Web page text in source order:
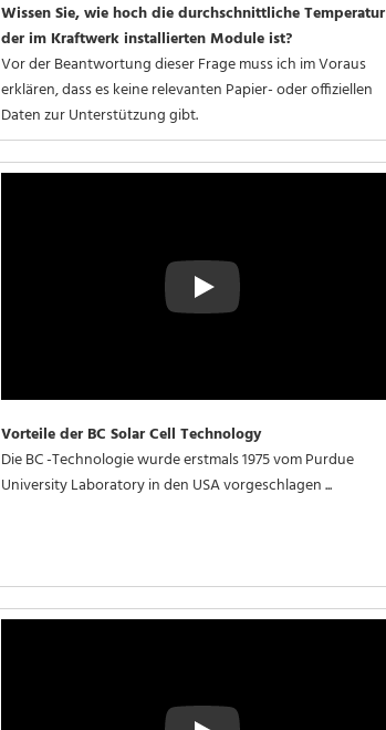
Wissen Sie, wie hoch die durchschnittliche Temperatur
der im Kraftwerk installierten Module ist?
Vor der Beantwortung dieser Frage muss ich im Voraus
erklären, dass es keine relevanten Papier- oder offiziellen
Daten zur Unterstützung gibt.
Play
Vorteile der BC Solar Cell Technology
Die BC -Technologie wurde erstmals 1975 vom Purdue
University Laboratory in den USA vorgeschlagen ...